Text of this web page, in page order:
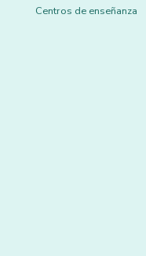
Centros de enseñanza